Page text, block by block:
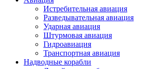
Истребительная авиация
Разведывательная авиация
Ударная авиация
Штурмовая авиация
Гидроавиация
Транспортная авиация
Надводные корабли